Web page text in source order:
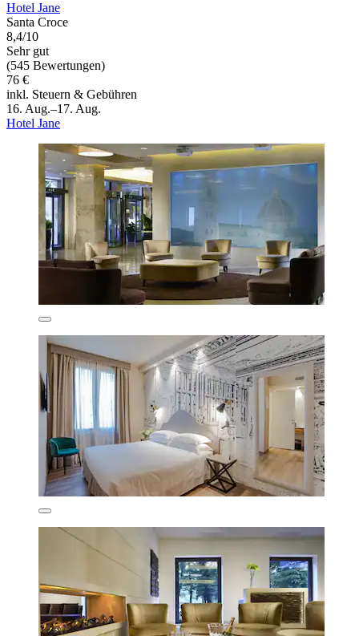
Hotel Jane
Santa Croce
8,4/10
Sehr gut
(545 Bewertungen)
76 €
inkl. Steuern & Gebühren
16. Aug.–17. Aug.
Hotel Jane